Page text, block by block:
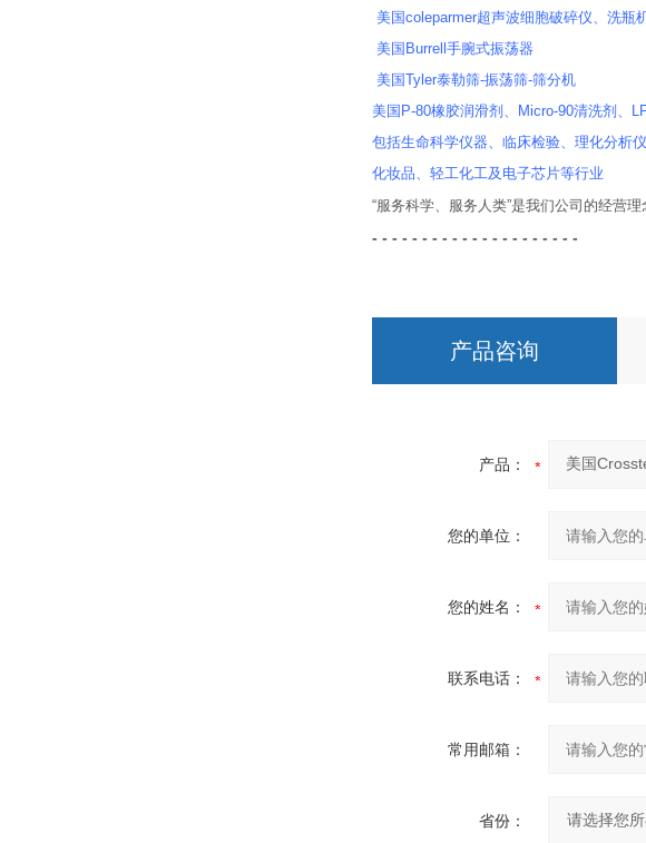
美国coleparmer超声波细胞破碎仪、洗瓶
美国Burrell手腕式振荡器
美国Tyler泰勒筛-振荡筛-筛分机
美国P-80橡胶润滑剂、Micro-90清洗剂、
包括生命科学仪器、临床检验、理化分析
化妆品、轻工化工及电子芯片等行业
“服务科学、服务人类”是我们公司的经营
- - - - - - - - - - - - - - - - - - - - -
产品咨询
产品：
您的单位：
您的姓名：
联系电话：
常用邮箱：
省份：